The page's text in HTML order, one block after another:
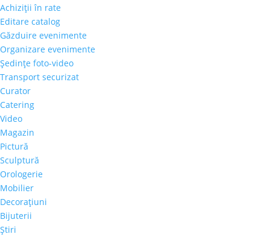
Achiziţii în rate
Editare catalog
Găzduire evenimente
Organizare evenimente
Şedinţe foto-video
Transport securizat
Curator
Catering
Video
Magazin
Pictură
Sculptură
Orologerie
Mobilier
Decoraţiuni
Bijuterii
Ştiri
Tehnică
Temă
Cai-Hipism(0)
Citadin
Cladiri faimoase